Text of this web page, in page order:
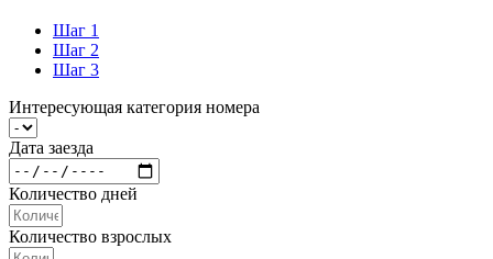
Шаг 1
Шаг 2
Шаг 3
Интересующая категория номера
Дата заезда
Количество дней
Количество взрослых